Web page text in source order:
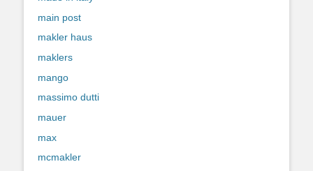
main post
makler haus
maklers
mango
massimo dutti
mauer
max
mcmakler